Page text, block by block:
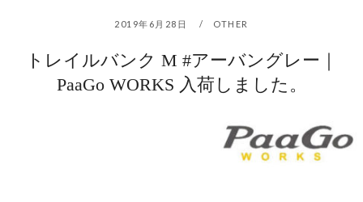
2019年6月28日 OTHER
トレイルバンク M #アーバングレー｜
PaaGo WORKS 入荷しました。